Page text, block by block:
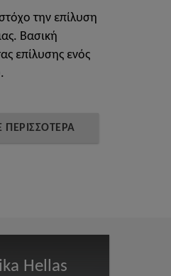
την επίλυση
Βασική
επίλυσης ενός
ΠΕΡΙΣΣΟΤΕΡΑ
Hellas